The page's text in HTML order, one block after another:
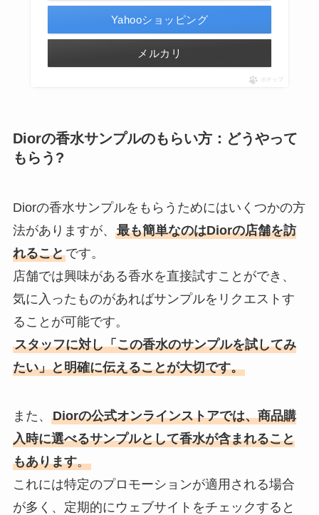
Yahooショッピング
メルカリ
ポチップ
Diorの香水サンプルのもらい方：どうやって
もらう?
Diorの香水サンプルをもらうためにはいくつかの方
法がありますが、 最も簡単なのはDiorの店舗を訪
れることです。
店舗では興味がある香水を直接試すことができ、
気に入ったものがあればサンプルをリクエストす
ることが可能です。
スタッフに対し「この香水のサンプルを試してみ
たい」と明確に伝えることが大切です。
また、 Diorの公式オンラインストアでは、商品購
入時に選べるサンプルとして香水が含まれること
もあります。
これには特定のプロモーションが適用される場合
が多く、定期的にウェブサイトをチェックすると